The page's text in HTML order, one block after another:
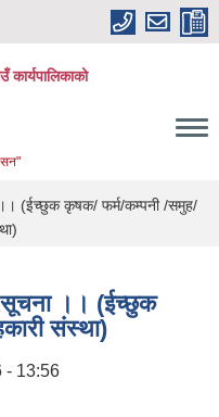
कार्यपालिकाको
(ईच्छुक कृषक/ फर्म/कम्पनी /समुह/
।। (ईच्छुक
संस्था)
- 13:56